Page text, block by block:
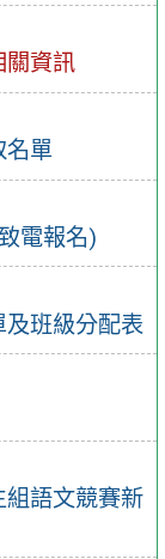
關資訊
名單
電報名)
班級分配表
語文競賽新